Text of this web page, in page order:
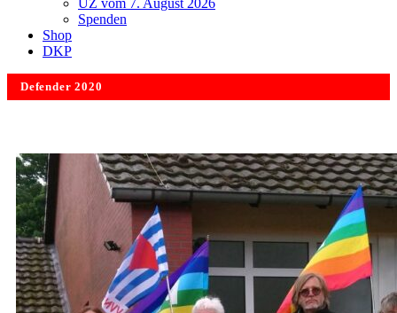
UZ vom 7. August 2026
Spenden
Shop
DKP
Defender 2020